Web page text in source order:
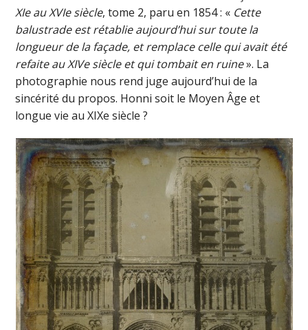
XIe au XVIe siècle, tome 2, paru en 1854 : « Cette
balustrade est rétablie aujourd’hui sur toute la
longueur de la façade, et remplace celle qui avait été
refaite au XIVe siècle et qui tombait en ruine». La
photographie nous rend juge aujourd’hui de la
sincérité du propos. Honni soit le Moyen Âge et
longue vie au XIXe siècle ?